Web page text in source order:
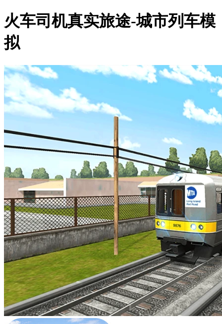
火车司机真实旅途-城市列车模
拟